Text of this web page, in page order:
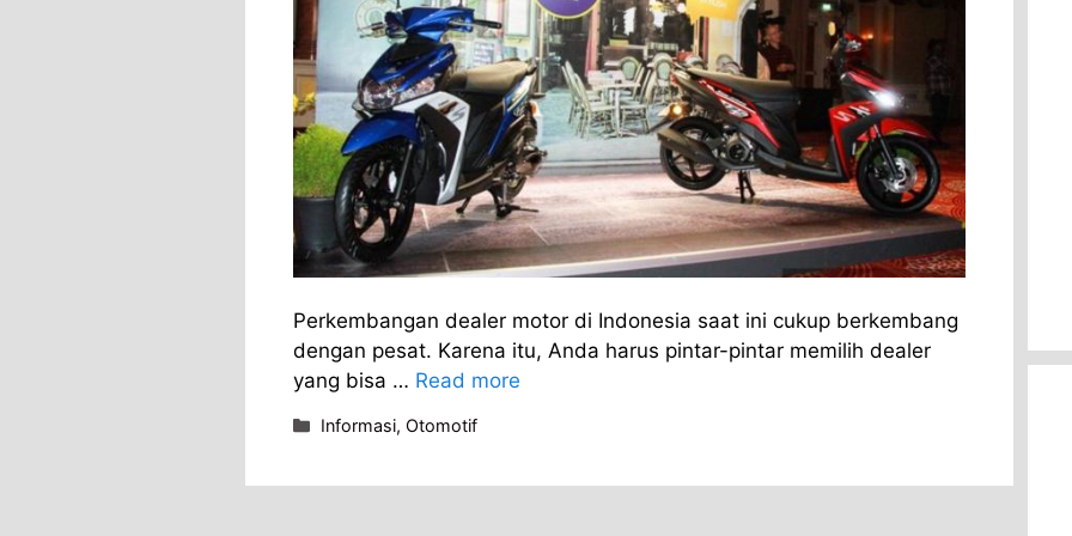
Perkembangan dealer motor di Indonesia saat ini cukup berkembang
dengan pesat. Karena itu, Anda harus pintar-pintar memilih dealer
yang bisa … Read more
Categories
Informasi, Otomotif